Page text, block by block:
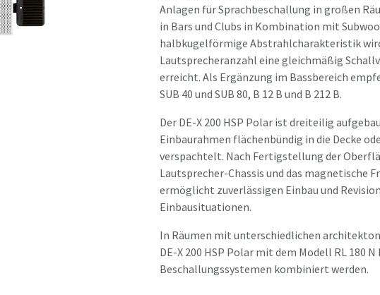
Anlagen für Sprachbeschallung in großen
in Bars und Clubs in Kombination mit
halbkugelförmige Abstrahlcharakteristik
Lautsprecheranzahl eine gleichmäßig
erreicht. Als Ergänzung im Bassbereich
SUB 40 und SUB 80, B 12 B und B 212 B.
Der DE-X 200 HSP Polar ist dreiteilig
Einbaurahmen flächenbündig in die Decke
verspachtelt. Nach Fertigstellung der
Lautsprecher-Chassis und das magnetische
ermöglicht zuverlässigen Einbau und
Einbausituationen.
In Räumen mit unterschiedlichen
DE-X 200 HSP Polar mit dem Modell RL 180
Beschallungssystemen kombiniert werden.